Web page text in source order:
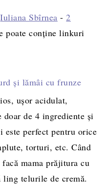
Iuliana Sbîrnea -2
poate conține linkuri
ușor acidulat,
de 4 ingrediente și
este perfect pentru orice
torturi, etc. Când
mama prăjitura cu
ling telurile de cremă.